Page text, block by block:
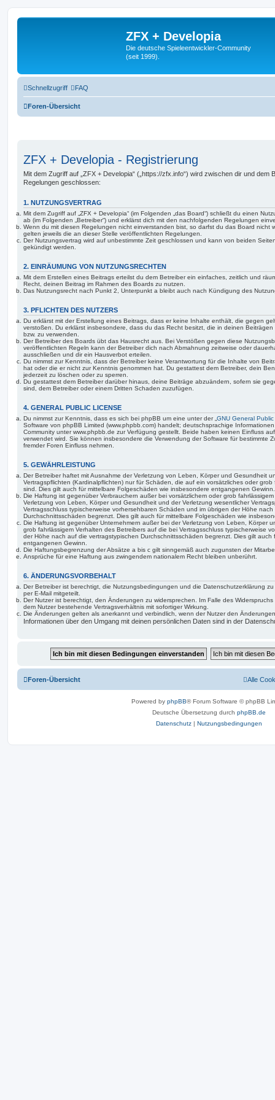
ZFX + Developia
Die deutsche Spieleentwickler-Community
(seit 1999).
Schnellzugriff FAQ
Foren-Übersicht
ZFX + Developia - Registrierung
Mit dem Zugriff auf „ZFX + Developia“ („https://zfx.info“) wird zwischen dir und dem
Regelungen geschlossen:
1. NUTZUNGSVERTRAG
Mit dem Zugriff auf „ZFX + Developia“ (im Folgenden „das Board“) schließt du einen
ab (im Folgenden „Betreiber“) und erklärst dich mit den nachfolgenden Regelungen
Wenn du mit diesen Regelungen nicht einverstanden bist, so darfst du das Board nicht
gelten jeweils die an dieser Stelle veröffentlichten Regelungen.
Der Nutzungsvertrag wird auf unbestimmte Zeit geschlossen und kann von beiden
gekündigt werden.
2. EINRÄUMUNG VON NUTZUNGSRECHTEN
Mit dem Erstellen eines Beitrags erteilst du dem Betreiber ein einfaches, zeitlich und
Recht, deinen Beitrag im Rahmen des Boards zu nutzen.
Das Nutzungsrecht nach Punkt 2, Unterpunkt a bleibt auch nach Kündigung des
3. PFLICHTEN DES NUTZERS
Du erklärst mit der Erstellung eines Beitrags, dass er keine Inhalte enthält, die gegen
verstoßen. Du erklärst insbesondere, dass du das Recht besitzt, die in deinen
bzw. zu verwenden.
Der Betreiber des Boards übt das Hausrecht aus. Bei Verstößen gegen diese
veröffentlichten Regeln kann der Betreiber dich nach Abmahnung zeitweise oder
ausschließen und dir ein Hausverbot erteilen.
Du nimmst zur Kenntnis, dass der Betreiber keine Verantwortung für die Inhalte von
hat oder die er nicht zur Kenntnis genommen hat. Du gestattest dem Betreiber, dein
jederzeit zu löschen oder zu sperren.
Du gestattest dem Betreiber darüber hinaus, deine Beiträge abzuändern, sofern sie
sind, dem Betreiber oder einem Dritten Schaden zuzufügen.
4. GENERAL PUBLIC LICENSE
Du nimmst zur Kenntnis, dass es sich bei phpBB um eine unter der „ GNU General
Software von phpBB Limited (www.phpbb.com) handelt; deutschsprachige
Community unter www.phpbb.de zur Verfügung gestellt. Beide haben keinen Einfluss
verwendet wird. Sie können insbesondere die Verwendung der Software für bestimmte
fremder Foren Einfluss nehmen.
5. GEWÄHRLEISTUNG
Der Betreiber haftet mit Ausnahme der Verletzung von Leben, Körper und Gesundheit
Vertragspflichten (Kardinalpflichten) nur für Schäden, die auf ein vorsätzliches oder
sind. Dies gilt auch für mittelbare Folgeschäden wie insbesondere entgangenen Gewinn.
Die Haftung ist gegenüber Verbrauchern außer bei vorsätzlichem oder grob
Verletzung von Leben, Körper und Gesundheit und der Verletzung wesentlicher
Vertragsschluss typischerweise vorhersehbaren Schäden und im übrigen der Höhe
Durchschnittsschäden begrenzt. Dies gilt auch für mittelbare Folgeschäden wie
Die Haftung ist gegenüber Unternehmern außer bei der Verletzung von Leben, Körper
grob fahrlässigem Verhalten des Betreibers auf die bei Vertragsschluss typischerweise
der Höhe nach auf die vertragstypischen Durchschnittsschäden begrenzt. Dies gilt
entgangenen Gewinn.
Die Haftungsbegrenzung der Absätze a bis c gilt sinngemäß auch zugunsten der
Ansprüche für eine Haftung aus zwingendem nationalem Recht bleiben unberührt.
6. ÄNDERUNGSVORBEHALT
Der Betreiber ist berechtigt, die Nutzungsbedingungen und die Datenschutzerklärung
per E-Mail mitgeteilt.
Der Nutzer ist berechtigt, den Änderungen zu widersprechen. Im Falle des
dem Nutzer bestehende Vertragsverhältnis mit sofortiger Wirkung.
Die Änderungen gelten als anerkannt und verbindlich, wenn der Nutzer den
Informationen über den Umgang mit deinen persönlichen Daten sind in der
Foren-Übersicht Alle
Powered by phpBB® Forum Software © phpBB
Deutsche Übersetzung durch phpBB.de
Datenschutz | Nutzungsbedingungen